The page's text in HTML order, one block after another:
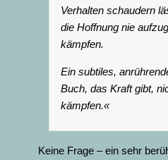
Verhalten schaudern
die Hoffnung nie
kämpfen.
Ein subtiles,
Buch, das Kraft gibt,
kämpfen.«
Keine Frage – ein sehr